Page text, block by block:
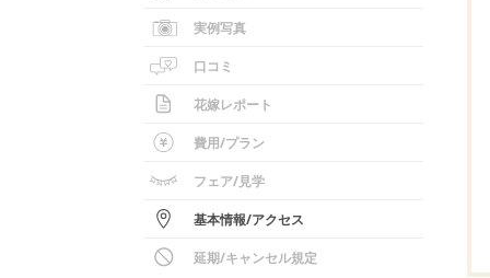
実例写真
口コミ
花嫁レポート
費用/プラン
フェア/見学
基本情報/アクセス
延期/キャンセル規定